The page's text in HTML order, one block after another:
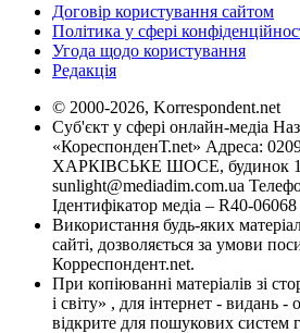
Договір користування сайтом
Політика у сфері
Угода щодо користування
Редакція
© 2000-2026, Korrespondent.net
Суб'єкт у сфері онлайн-медіа
«КореспонденТ.net» Адреса:
ХАРКІВСЬКЕ ШОСЕ, будинок
sunlight@mediadim.com.ua
Ідентифікатор медіа – R40-06068
Використання будь-яких
сайті, дозволяється за умови
Корреспондент.net.
При копіюванні матеріалів зі
і світу» , для інтернет - видань -
відкрите для пошукових систем